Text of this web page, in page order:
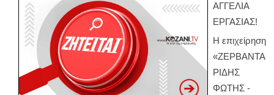
ΑΓΓΕΛΙΑ
ΕΡΓΑΣΙΑΣ!
Η επιχείρηση
«ΖΕΡΒΑΝΤΑ
ΡΙΔΗΣ
ΦΩΤΗΣ -